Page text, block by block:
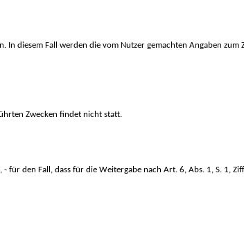
diesem Fall werden die vom Nutzer gemachten Angaben
Zwecken findet nicht statt.
den Fall, dass für die Weitergabe nach Art. 6, Abs. 1, S. 1,